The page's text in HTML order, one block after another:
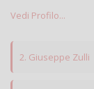
Vedi Profilo...
2. Giuseppe Zulli